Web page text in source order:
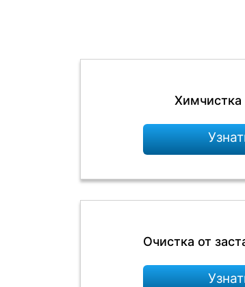
Химчистка
Очистка от